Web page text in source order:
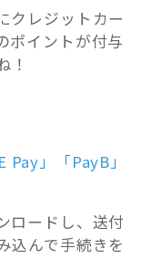
クレジットカー
ポイントが付与
！
Pay」「PayB」
ロードし、送付
込んで手続きを